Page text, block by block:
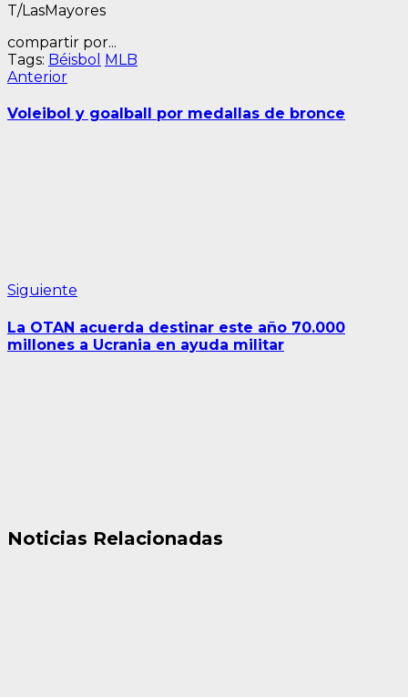
T/LasMayores
compartir por...
Tags: Béisbol MLB
Navegación
de
AnteriorEntrada
Voleibol y goalball por medallas de bronce
Siguiente
La OTAN acuerda destinar este año 70.000
millones a Ucrania en ayuda militar
Noticias Relacionadas